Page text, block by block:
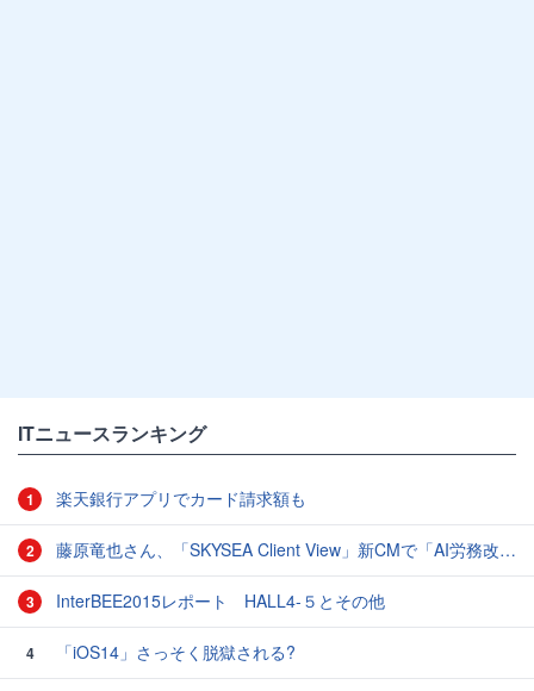
ITニュースランキング
1 楽天銀行アプリでカード請求額も
2 藤原竜也さん、「SKYSEA Client View」新CMで「AI労務改善」をアピール 働き方をAIが分析したら「すぐに休んで」と言われる？
3 InterBEE2015レポート HALL4-５とその他
4 「iOS14」さっそく脱獄される?